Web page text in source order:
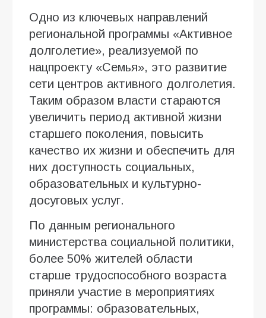
Одно из ключевых направлений
региональной программы «Активное
долголетие», реализуемой по
нацпроекту «Семья», это развитие
сети центров активного долголетия.
Таким образом власти стараются
увеличить период активной жизни
старшего поколения, повысить
качество их жизни и обеспечить для
них доступность социальных,
образовательных и культурно-
досуговых услуг.
По данным регионального
министерства социальной политики,
более 50% жителей области
старше трудоспособного возраста
приняли участие в мероприятиях
программы: образовательных,